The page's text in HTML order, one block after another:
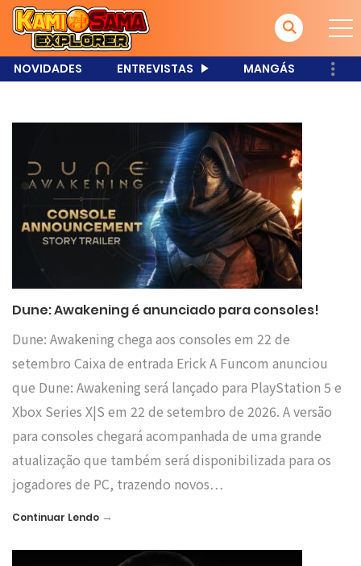
NOVIDADES ENTREVISTAS MANGÁS
Dune: Awakening é anunciado para consoles!
Dune: Awakening chega aos consoles em 22 de
setembro Caixa de entrada Erick A Funcom anunciou
que Dune: Awakening será lançado para PlayStation 5 e
Xbox Series X|S em 22 de setembro de 2026. A versão
para consoles chegará acompanhada de uma grande
atualização que também será disponibilizada para os
jogadores de PC, trazendo novos…
Continuar Lendo →